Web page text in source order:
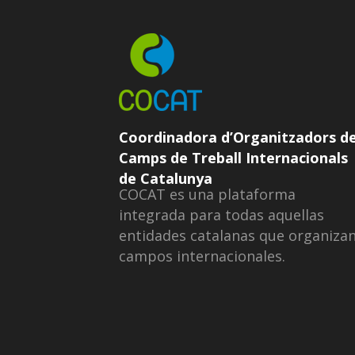
Coordinadora d’Organitzadors
Camps de Treball Internacionals
de Catalunya
COCAT es una plataforma
integrada para todas aquellas
entidades catalanas que
campos internacionales.